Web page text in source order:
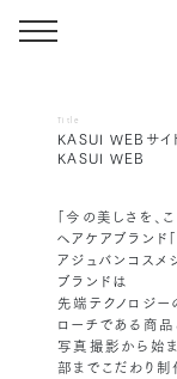
Title
KASUI WEBサイ
KASUI WEB
「今の美しさを、
ヘアケアブランド
アジュバンコス
ブランドは
先端テクノロジー
ローチである商
写真撮影から始
部までこだわり制